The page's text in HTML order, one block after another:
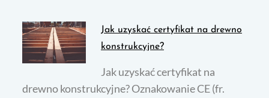
Jak uzyskać certyfikat na drewno
konstrukcyjne?
Jak uzyskać certyfikat na
drewno konstrukcyjne? Oznakowanie CE (fr.